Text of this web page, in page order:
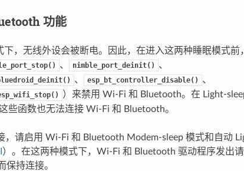
功能
下，无线外设会被断电。因此，在进入这两种睡眠模式前
、 nimble_port_deinit() 、
、 esp_bt_controller_disable() 、
）来禁用 Wi-Fi 和 Bluetooth。在 Light-
些函数也无法连接 Wi-Fi 和 Bluetooth。
请启用 Wi-Fi 和 Bluetooth Modem-sleep 模式和自动
）。在这两种模式下，Wi-Fi 和 Bluetooth 驱动程序发出请
保持连接。